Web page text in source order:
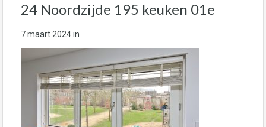
24 Noordzijde 195 keuken 01e
7 maart 2024in